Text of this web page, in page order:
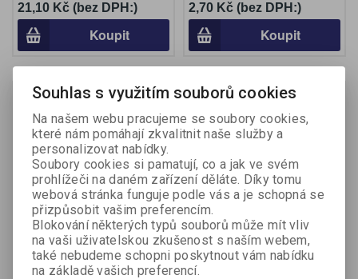
21,10 Kč (bez DPH:)
Koupit
2,70 Kč (bez DPH:)
Koupit
Klipy kovové stříbrné - 75
mm
Klipy kovové stříbrné -
145 mm
Souhlas s využitím souborů cookies
Na našem webu pracujeme se soubory cookies,
které nám pomáhají zkvalitnit naše služby a
personalizovat nabídky.
Soubory cookies si pamatují, co a jak ve svém
prohlížeči na daném zařízení děláte. Díky tomu
webová stránka funguje podle vás a je schopná se
přizpůsobit vašim preferencím.
Blokování některých typů souborů může mít vliv
na vaši uživatelskou zkušenost s naším webem,
také nebudeme schopni poskytnout vám nabídku
na základě vašich preferencí.